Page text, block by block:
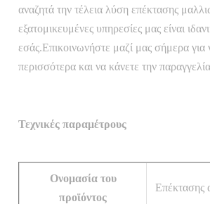
αναζητά την τέλεια λύση επέκτασης
εξατομικευμένες υπηρεσίες μας είναι
εσάς.Επικοινωνήστε μαζί μας σήμερα για
περισσότερα και να κάνετε την
Τεχνικές παραμέτρους
Ονομασία του
προϊόντος
Επέκτασης